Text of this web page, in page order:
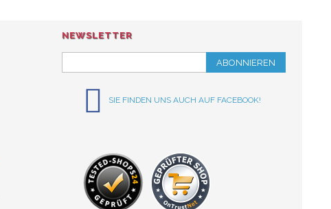
NEWSLETTER
ABONNIEREN
SIE FINDEN UNS AUCH AUF FACEBOOK!